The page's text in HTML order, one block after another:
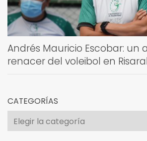
Andrés Mauricio Escobar: un
renacer del voleibol en
CATEGORÍAS
Categorías